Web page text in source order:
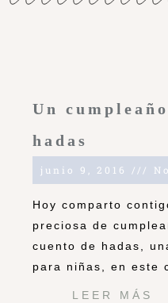
Un
hadas
junio 9, 2016
Hoy comparto
preciosa de
cuento de hadas,
para niñas, en este
LEER MÁS